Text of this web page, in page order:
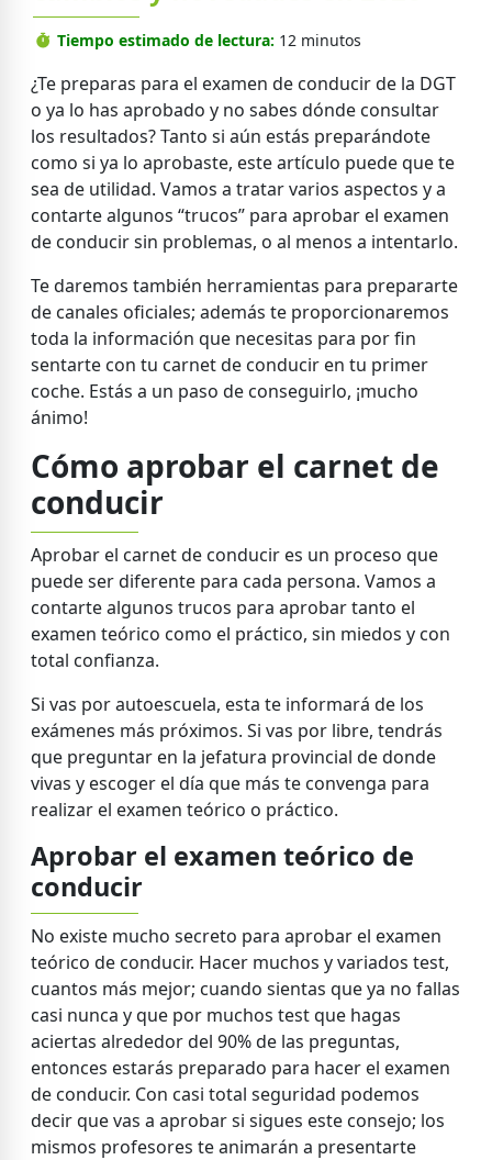
Tiempo estimado de lectura: 12 minutos
¿Te preparas para el examen de conducir de la DGT
o ya lo has aprobado y no sabes dónde consultar
los resultados? Tanto si aún estás preparándote
como si ya lo aprobaste, este artículo puede que te
sea de utilidad. Vamos a tratar varios aspectos y a
contarte algunos “trucos” para aprobar el examen
de conducir sin problemas, o al menos a intentarlo.
Te daremos también herramientas para prepararte
de canales oficiales; además te proporcionaremos
toda la información que necesitas para por fin
sentarte con tu carnet de conducir en tu primer
coche. Estás a un paso de conseguirlo, ¡mucho
ánimo!
Cómo aprobar el carnet de
conducir
Aprobar el carnet de conducir es un proceso que
puede ser diferente para cada persona. Vamos a
contarte algunos trucos para aprobar tanto el
examen teórico como el práctico, sin miedos y con
total confianza.
Si vas por autoescuela, esta te informará de los
exámenes más próximos. Si vas por libre, tendrás
que preguntar en la jefatura provincial de donde
vivas y escoger el día que más te convenga para
realizar el examen teórico o práctico.
Aprobar el examen teórico de
conducir
No existe mucho secreto para aprobar el examen
teórico de conducir. Hacer muchos y variados test,
cuantos más mejor; cuando sientas que ya no fallas
casi nunca y que por muchos test que hagas
aciertas alrededor del 90% de las preguntas,
entonces estarás preparado para hacer el examen
de conducir. Con casi total seguridad podemos
decir que vas a aprobar si sigues este consejo; los
mismos profesores te animarán a presentarte